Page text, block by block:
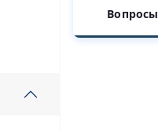
Вопросы